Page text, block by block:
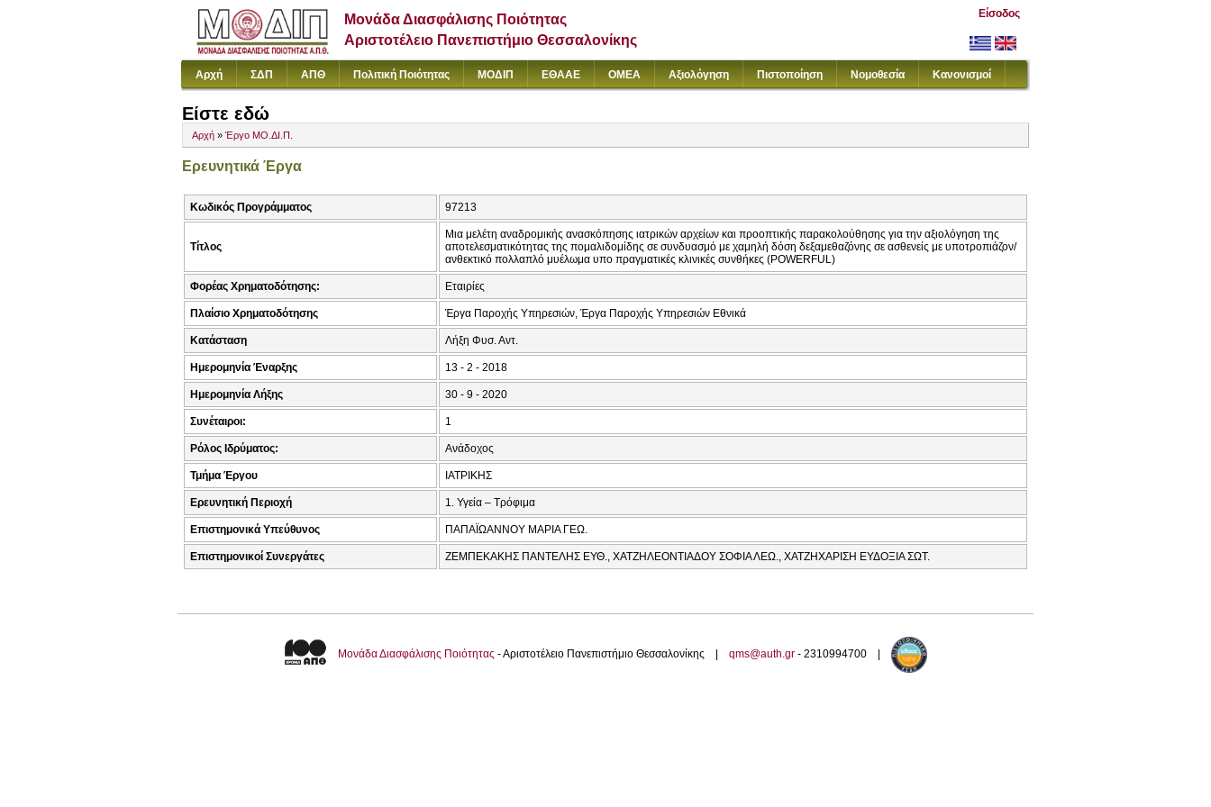
Μονάδα Διασφάλισης Ποιότητας
Αριστοτέλειο Πανεπιστήμιο Θεσσαλονίκης
Είσοδος
Αρχή ΣΔΠ ΑΠΘ Πολιτική Ποιότητας ΜΟΔΙΠ ΕΘΑΑΕ ΟΜΕΑ Αξιολόγηση Πιστοποίηση Νομοθεσία Κανονισμοί
Είστε εδώ
Αρχή » Έργο ΜΟ.ΔΙ.Π.
Ερευνητικά Έργα
Κωδικός Προγράμματος 97213
Τίτλος
Μια μελέτη αναδρομικής ανασκόπησης ιατρικών αρχείων και προοπτικής παρακολούθησης για την αξιολόγηση της
αποτελεσματικότητας της πομαλιδομίδης σε συνδυασμό με χαμηλή δόση δεξαμεθαζόνης σε ασθενείς με υποτροπιάζον/
ανθεκτικό πολλαπλό μυέλωμα υπο πραγματικές κλινικές συνθήκες (POWERFUL)
Φορέας Χρηματοδότησης: Εταιρίες
Πλαίσιο Χρηματοδότησης Έργα Παροχής Υπηρεσιών, Έργα Παροχής Υπηρεσιών Εθνικά
Κατάσταση Λήξη Φυσ. Αντ.
Ημερομηνία Έναρξης 13 - 2 - 2018
Ημερομηνία Λήξης 30 - 9 - 2020
Συνέταιροι: 1
Ρόλος Ιδρύματος: Ανάδοχος
Τμήμα Έργου ΙΑΤΡΙΚΗΣ
Ερευνητική Περιοχή 1. Υγεία – Τρόφιμα
Επιστημονικά Υπεύθυνος ΠΑΠΑΪΩΑΝΝΟΥ ΜΑΡΙΑ ΓΕΩ.
Επιστημονικοί Συνεργάτες ΖΕΜΠΕΚΑΚΗΣ ΠΑΝΤΕΛΗΣ ΕΥΘ., ΧΑΤΖΗΛΕΟΝΤΙΑΔΟΥ ΣΟΦΙΑ ΛΕΩ., ΧΑΤΖΗΧΑΡΙΣΗ ΕΥΔΟΞΙΑ ΣΩΤ.
Μονάδα Διασφάλισης Ποιότητας - Αριστοτέλειο Πανεπιστήμιο Θεσσαλονίκης | qms@auth.gr - 2310994700 |